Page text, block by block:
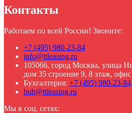
Контакты
Работаем по всей России! Звоните:
+7 (495) 980-23-84
info@ttleasing.ru
105066, город Москва, улица
дом 35 строение 9, 8 этаж, офис
Бухгалтерия: +7 (495) 980-23-
buh@ttleasing.ru
Мы в соц. сетях: